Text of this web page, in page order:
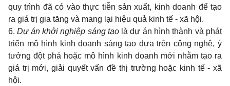
quy trình đã có vào thực tiễn sản xuất, kinh doanh để tạo
ra giá trị gia tăng và mang lại hiệu quả kinh tế - xã hội.
6.Dự án khởi nghiệp sáng tạo là dự án hình thành và phát
triển mô hình kinh doanh sáng tạo dựa trên công nghệ, ý
tưởng đột phá hoặc mô hình kinh doanh mới nhằm tạo ra
giá trị mới, giải quyết vấn đề thị trường hoặc kinh tế - xã
hội.